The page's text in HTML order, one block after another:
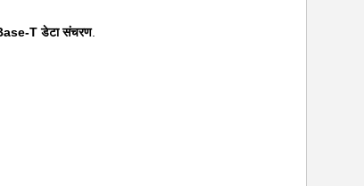
T डेटा संचरण.